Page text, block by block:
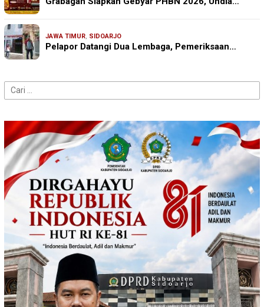
JAWA TIMUR, SIDOARJO
Pelapor Datangi Dua Lembaga, Pemeriksaan…
Cari
untuk: